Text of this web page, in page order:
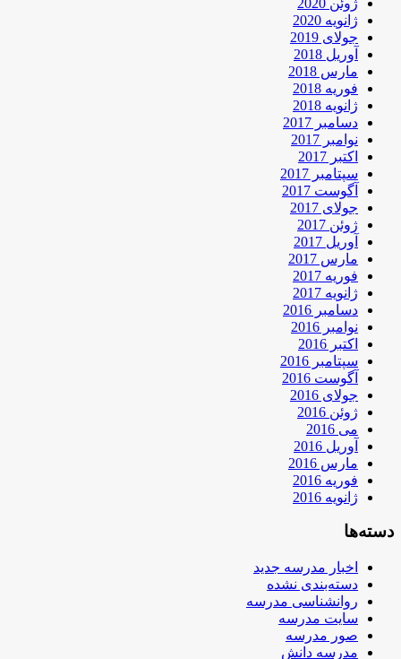
ژانویه 2020
جولای 2019
آوریل 2018
مارس 2018
فوریه 2018
ژانویه 2018
دسامبر 2017
نوامبر 2017
اکتبر 2017
سپتامبر 2017
آگوست 2017
جولای 2017
ژوئن 2017
آوریل 2017
مارس 2017
فوریه 2017
ژانویه 2017
دسامبر 2016
نوامبر 2016
اکتبر 2016
سپتامبر 2016
آگوست 2016
جولای 2016
ژوئن 2016
می 2016
آوریل 2016
مارس 2016
فوریه 2016
ژانویه 2016
دسته‌ها
اخبار مدرسه جدید
دسته‌بندی نشده
روانشناسی مدرسه
سایت مدرسه
صور مدرسه
مدرسه دانش